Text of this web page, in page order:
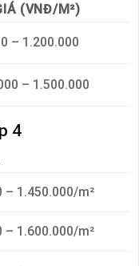
(VNĐ/M²)
– 1.200.000
– 1.500.000
4
– 1.450.000/m²
– 1.600.000/m²